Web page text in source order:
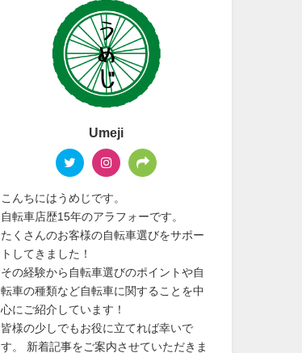
Umeji
こんちにはうめじです。
自転車店歴15年のアラフォーです。
たくさんのお客様の自転車選びをサポー
トしてきました！
その経験から自転車選びのポイントや自
転車の種類など自転車に関することを中
心にご紹介しています！
皆様の少しでもお役に立てれば幸いで
す。 新着記事をご案内させていただきま